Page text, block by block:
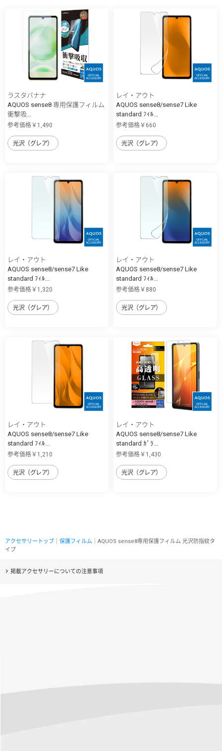
ラスタバナナ
AQUOS sense8 専用保護フィルム
衝撃吸...
参考価格￥1,490
光沢（グレア）
レイ・アウト
AQUOS sense8/sense7 Like
standard ﾌｨﾙ...
参考価格￥660
光沢（グレア）
レイ・アウト
AQUOS sense8/sense7 Like
standard ﾌｨﾙ...
参考価格￥1,320
光沢（グレア）
レイ・アウト
AQUOS sense8/sense7 Like
standard ﾌｨﾙ...
参考価格￥880
光沢（グレア）
レイ・アウト
AQUOS sense8/sense7 Like
standard ﾌｨﾙ...
参考価格￥1,210
光沢（グレア）
レイ・アウト
AQUOS sense8/sense7 Like
standard ｶﾞﾗ...
参考価格￥1,430
光沢（グレア）
アクセサリートップ 保護フィルム ｜AQUOS sense8専用保護フィルム 光沢防指紋タ
イプ
掲載アクセサリーについての注意事項